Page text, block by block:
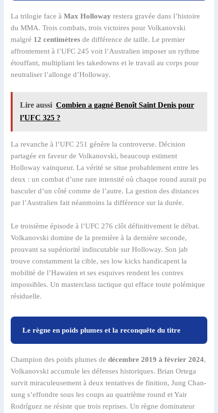
La trilogie face àMax Holloway restera gravée dans l’histoire
du MMA. Trois combats, trois victoires pour Volkanovski
malgré 12 centimètres de différence de taille. Le premier
affrontement à l’UFC 245 voit l’Australien imposer un rythme
étouffant, multipliant les takedowns et le travail au corps pour
neutraliser l’allonge d’Holloway.
Lire aussi Combien a gagné Benoît Saint Denis pour
l’UFC 325 ?
La revanche à l’UFC 251 génère la controverse. Décision
partagée en faveur de Volkanovski, beaucoup estiment
Holloway vainqueur. La vérité se situe probablement entre les
deux : un combat d’une rare intensité où chaque round aurait pu
basculer d’un côté comme de l’autre. La gestion des distances
par l’Australien fait néanmoins la différence sur la durée.
Le troisième épisode à l’UFC 276 clôt définitivement le débat.
Volkanovski domine de la première à la dernière seconde,
prouvant sa supériorité indiscutable sur Holloway. Son jab
trouve constamment la cible, ses low kicks handicapent la
mobilité de l’Hawaïen et ses esquives rendent les contres
impossibles. Un masterclass tactique qui efface toute polémique
résiduelle.
Le règne en poids plumes et la reconquête du titre
Champion des poids plumes dedécembre 2019 à février 2024,
Volkanovski accumule les défenses historiques. Brian Ortega
survit miraculeusement à deux tentatives de finition, Jung Chan-
sung s’effondre sous les coups au quatrième round et Yair
Rodríguez ne résiste que trois reprises. Un règne dominateur